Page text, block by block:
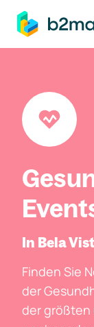
In Bela
Finden Sie
der
der größten